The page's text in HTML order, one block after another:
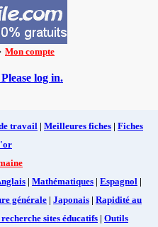
Mon compte
log in.
travail | Meilleures fiches | Fiches
| Mathématiques | Espagnol |
générale | Japonais | Rapidité au
sites éducatifs | Outils